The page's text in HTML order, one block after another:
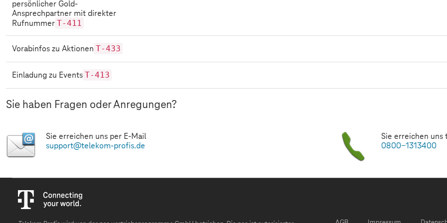
persönlicher Gold-
Ansprechpartner mit direkter
Rufnummer T-411
Vorabinfos zu Aktionen T-433
Einladung zu Events T-413
Sie haben Fragen oder Anregungen?
Sie erreichen uns per E-Mail
support@telekom-profis.de
Sie erreichen uns
0800-1313400